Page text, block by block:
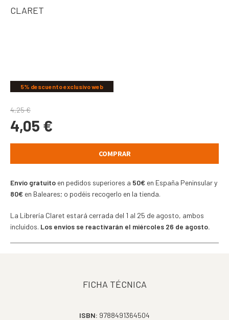
CONTACTO
CLARET
5% descuento exclusivo web
4,25€
4,05 €
COMPRAR
Envío gratuito en pedidos superiores a 50€ en España Peninsular y
80€ en Baleares; o podéis recogerlo en la tienda.
La Librería Claret estará cerrada del 1 al 25 de agosto, ambos
incluidos. Los envíos se reactivarán el miércoles 26 de agosto.
FICHA TÉCNICA
ISBN: 9788491364504